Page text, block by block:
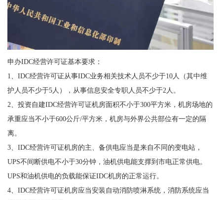
申办IDC经营许可证基本要求：
1、IDC经营许可证从事IDC业务相关技术人员不少于10人（其中维
护人员不少于5人），从事信息安全专职人员不少于2人。
2、投资自建IDC经营许可证机房面积不小于300平方米，机房场地的
承重应当不小于600公斤/平方米，机房与外界公共部位有一定的隔
离。
3、IDC经营许可证机房的主、备供电应当是来自不同的变电站，
UPS不间断供电不小于30分钟，油机供电能支撑到市电正常供电。
UPS和油机供电的负载能保证IDC机房的正常运行。
4、IDC经营许可证机房应当安装自动消防喷淋系统，消防系统应当